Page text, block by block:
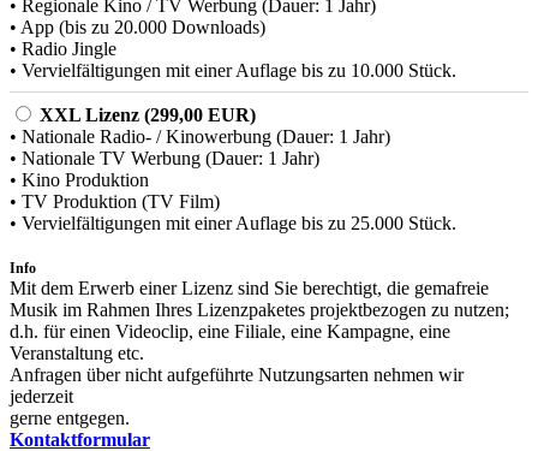
• Regionale Kino / TV Werbung (Dauer: 1 Jahr)
• App (bis zu 20.000 Downloads)
• Radio Jingle
• Vervielfältigungen mit einer Auflage bis zu 10.000 Stück.
XXL Lizenz (299,00 EUR)
• Nationale Radio- / Kinowerbung (Dauer: 1 Jahr)
• Nationale TV Werbung (Dauer: 1 Jahr)
• Kino Produktion
• TV Produktion (TV Film)
• Vervielfältigungen mit einer Auflage bis zu 25.000 Stück.
Info
Mit dem Erwerb einer Lizenz sind Sie berechtigt, die gemafreie
Musik im Rahmen Ihres Lizenzpaketes projektbezogen zu nutzen;
d.h. für einen Videoclip, eine Filiale, eine Kampagne, eine
Veranstaltung etc.
Anfragen über nicht aufgeführte Nutzungsarten nehmen wir
jederzeit
gerne entgegen.
Kontaktformular